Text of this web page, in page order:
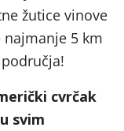
žutice vinove
5 km
cvrčak
svim